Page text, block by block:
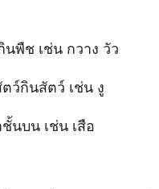
นพืช เช่น กวาง วัว
ตว์กินสัตว์ เช่น งู
นบน เช่น เสือ